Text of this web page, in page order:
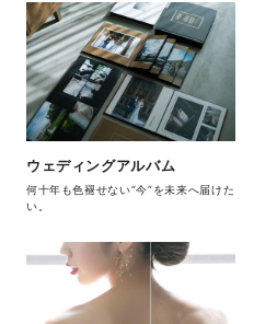
ウェディングアルバム
何十年も色褪せない“今”を未来へ届けた
い。